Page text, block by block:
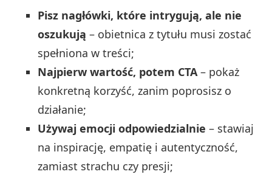
Pisz nagłówki, które intrygują, ale nie
oszukują – obietnica z tytułu musi zostać
spełniona w treści;
Najpierw wartość, potem CTA– pokaż
konkretną korzyść, zanim poprosisz o
działanie;
Używaj emocji odpowiedzialnie – stawiaj
na inspirację, empatię i autentyczność,
zamiast strachu czy presji;